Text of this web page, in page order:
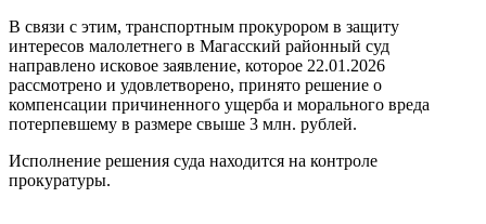
В связи с этим, транспортным прокурором в защиту
интересов малолетнего в Магасский районный суд
направлено исковое заявление, которое 22.01.2026
рассмотрено и удовлетворено, принято решение о
компенсации причиненного ущерба и морального вреда
потерпевшему в размере свыше 3 млн. рублей.
Исполнение решения суда находится на контроле
прокуратуры.